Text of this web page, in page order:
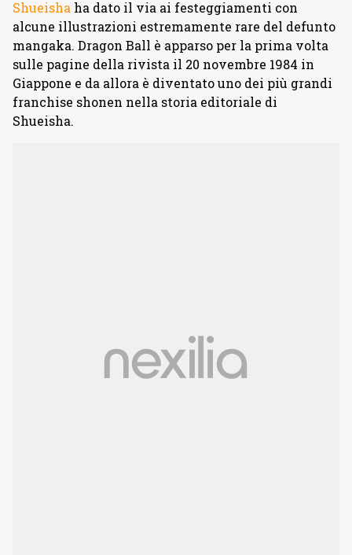
Shueisha ha dato il via ai festeggiamenti con
alcune illustrazioni estremamente rare del defunto
mangaka. Dragon Ball è apparso per la prima volta
sulle pagine della rivista il 20 novembre 1984 in
Giappone e da allora è diventato uno dei più grandi
franchise shonen nella storia editoriale di
Shueisha.